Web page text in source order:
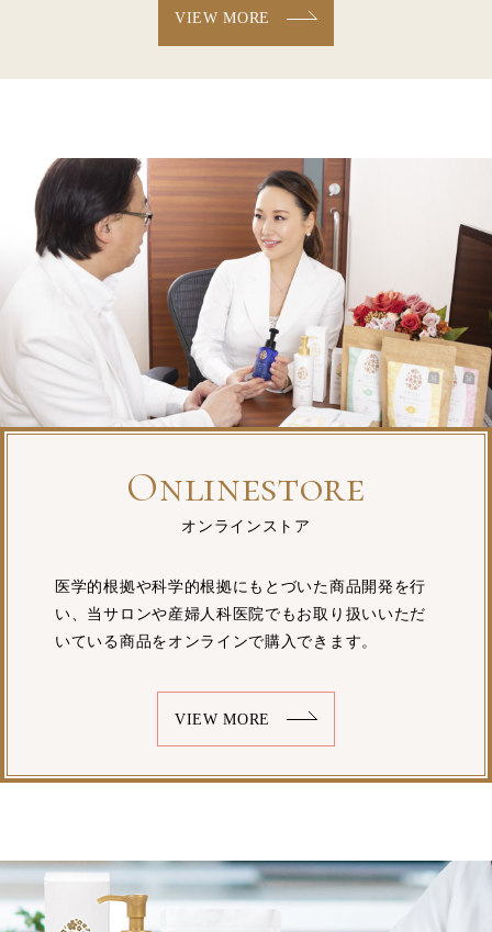
VIEW MORE
Onlinestore
オンラインストア
医学的根拠や科学的根拠にもとづいた商品開発を行
い、当サロンや産婦人科医院でもお取り扱いいただ
いている商品をオンラインで購入できます。
VIEW MORE